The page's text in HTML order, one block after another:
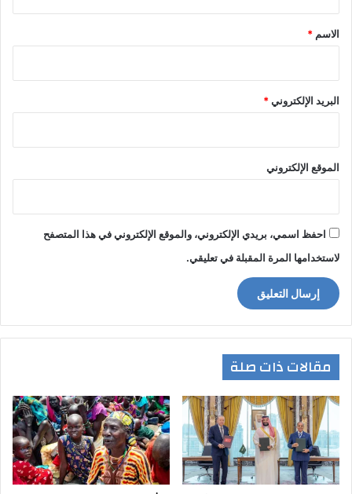
*
الاسم *
البريد الإلكتروني*
الموقع الإلكتروني
احفظ اسمي، بريدي الإلكتروني، والموقع الإلكتروني في هذا المتصفح
لاستخدامها المرة المقبلة في تعليقي.
مقالات ذات صلة